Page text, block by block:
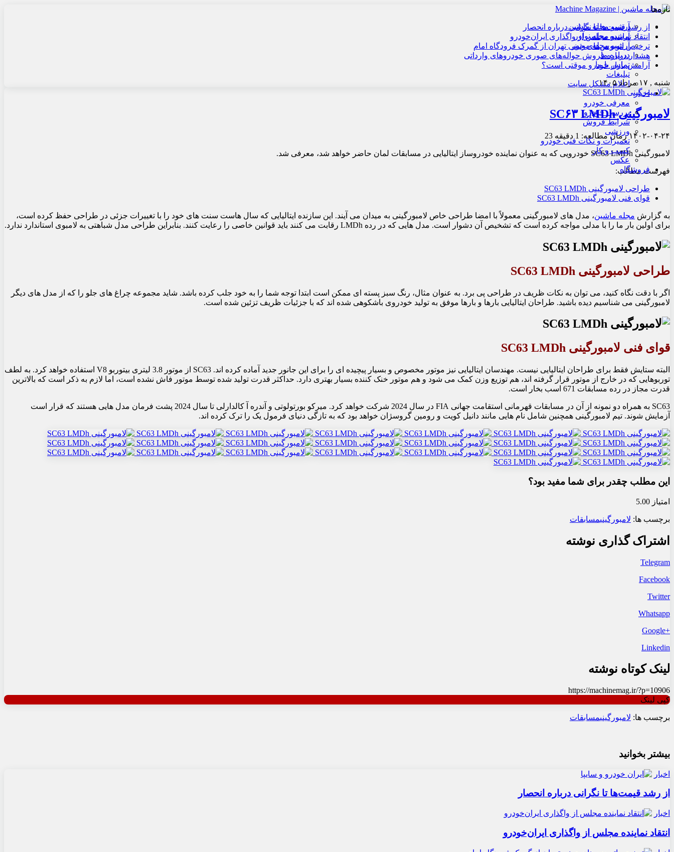
آرشیو مجله ماشین
آرشیو مجله نوآور
آرشیو مجله موتور
درباره ما
تماس با ما
تبلیغات
اعلام مشکل سایت
اخبار
معرفی خودرو
بررسی خودرو
شرایط فروش
ورزشی
تعمیرات و نکات فنی خودرو
کسب و کار
عکس
فروشگاه
تازه‌ها
از رشد قیمت‌ها تا نگرانی درباره انحصار
انتقاد نماینده مجلس از واگذاری ایران‌خودرو
ترخیص اتوبوس‌های چینی تهران از گمرک فرودگاه امام
هشدار درباره فروش حواله‌های صوری خودروهای وارداتی
آرامش بازار خودرو موقتی است؟
شنبه , ۱۷ مرداد ۱۴۰۵
لامبورگینی SC۶۳ LMDh
۱۴۰۲-۰۴-۲۴زمان مطالعه: 1 دقیقه
لامبورگینی SC63 LMDh خودرویی که به عنوان نماینده خودروساز ایتالیایی در مسابقات لمان حاضر خواهد شد، معرفی شد.
فهرست مطالب:
طراحی لامبورگینی SC63 LMDh
قوای فنی لامبورگینی SC63 LMDh
به گزارش مجله ماشین، مدل های لامبورگینی معمولاً با امضا طراحی خاص لامبورگینی به میدان می آیند. این سازنده ایتالیایی که سال هاست سنت های خود را با تغییرات جزئی در طراحی حفظ کرده است،
برای اولین بار ما را با مدلی مواجه کرده است که تشخیص آن دشوار است. مدل هایی که در رده LMDh رقابت می کنند باید قوانین خاصی را رعایت کنند. بنابراین طراحی مدل شباهتی به لامبوی استاندارد ندارد.
طراحی لامبورگینی SC63 LMDh
اگر با دقت نگاه کنید، می توان به نکات ظریف در طراحی پی برد. به عنوان مثال، رنگ سبز پسته ای ممکن است ابتدا توجه شما را به خود جلب کرده باشد. شاید مجموعه چراغ های جلو را که از مدل های دیگر
لامبورگینی می شناسیم دیده باشید. طراحان ایتالیایی بارها و بارها موفق به تولید خودروی باشکوهی شده اند که با جزئیات ظریف تزئین شده است.
قوای فنی لامبورگینی SC63 LMDh
البته ستایش فقط برای طراحان ایتالیایی نیست. مهندسان ایتالیایی نیز موتور مخصوص و بسیار پیچیده ای را برای این جانور جدید آماده کرده اند. SC63 از موتور 3.8 لیتری بیتوربو V8 استفاده خواهد کرد. به لطف
توربوهایی که در خارج از موتور قرار گرفته اند، هم توزیع وزن کمک می شود و هم موتور خنک کننده بسیار بهتری دارد. حداکثر قدرت تولید شده توسط موتور فاش نشده است، اما لازم به ذکر است که بالاترین
قدرت مجاز در رده مسابقات 671 اسب بخار است.
SC63 به همراه دو نمونه از آن در مسابقات قهرمانی استقامت جهانی FIA در سال 2024 شرکت خواهد کرد. میرکو بورتولوتی و آندره آ کالدارلی تا سال 2024 پشت فرمان مدل هایی هستند که قرار است
آزمایش شوند. تیم لامبورگینی همچنین شامل نام هایی مانند دانیل کویت و رومین گروسژان خواهد بود که به تازگی دنیای فرمول یک را ترک کرده اند.
این مطلب چقدر برای شما مفید بود؟
امتیاز 5.00
برچسب ها: لامبورگینیمسابقات
اشتراک گذاری نوشته
Telegram
Facebook
Twitter
Whatsapp
+Google
Linkedin
لینک کوتاه نوشته
https://machinemag.ir/?p=10906
کپی لینک
برچسب ها: لامبورگینیمسابقات
بیشتر بخوانید
اخبار
از رشد قیمت‌ها تا نگرانی درباره انحصار
اخبار
انتقاد نماینده مجلس از واگذاری ایران‌خودرو